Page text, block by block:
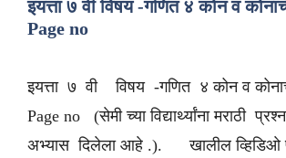
इयत्ता ७ वी विषय -गणित ४ कोन व
Page no
इयत्ता ७ वी विषय -गणित ४ कोन व
Page no (सेमी च्या विद्यार्थ्यांना मराठी
अभ्यास दिलेला आहे .). खालील व्हिडिओ